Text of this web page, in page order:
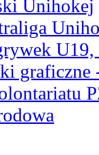
Unihokej
graficzne